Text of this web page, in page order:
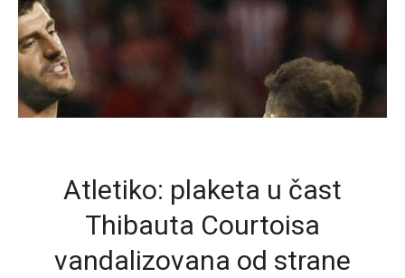
Atletiko: plaketa u čast
Thibauta Courtoisa
vandalizovana od strane